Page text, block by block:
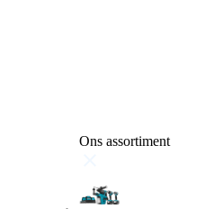
Ons assortiment